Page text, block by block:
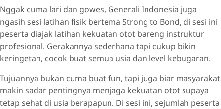
Nggak cuma lari dan gowes, Generali Indonesia juga
ngasih sesi latihan fisik bertema Strong to Bond, di sesi ini
peserta diajak latihan kekuatan otot bareng instruktur
profesional. Gerakannya sederhana tapi cukup bikin
keringetan, cocok buat semua usia dan level kebugaran.
Tujuannya bukan cuma buat fun, tapi juga biar masyarakat
makin sadar pentingnya menjaga kekuatan otot supaya
tetap sehat di usia berapapun. Di sesi ini, sejumlah peserta